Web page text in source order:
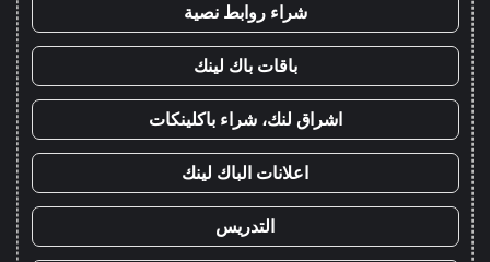
شراء روابط نصية
باقات باك لينك
اشراق لنك، شراء باكلينكات
اعلانات الباك لينك
التدريس